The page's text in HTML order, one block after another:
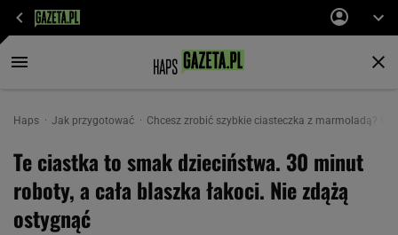
Haps Jak przygotować Chcesz zrobić szybkie ciasteczka z marmoladą?
Te ciastka to smak dzieciństwa. 30 minut
roboty, a cała blaszka łakoci. Nie zdążą
ostygnąć